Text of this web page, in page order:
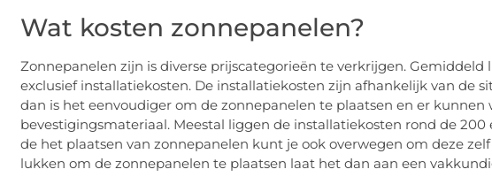
Wat kosten zonnepanelen?
Zonnepanelen zijn is diverse prijscategorieën te verkrijgen.
exclusief installatiekosten. De installatiekosten zijn afhankelijk van de
dan is het eenvoudiger om de zonnepanelen te plaatsen en er
bevestigingsmateriaal. Meestal liggen de installatiekosten rond de
de het plaatsen van zonnepanelen kunt je ook overwegen om deze
lukken om de zonnepanelen te plaatsen laat het dan aan een